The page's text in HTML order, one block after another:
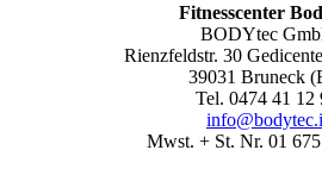
Fitnesscenter
BODYtec
Rienzfeldstr. 30
39031 Bruneck
Tel. 0474 41 12
Mwst. + St. Nr. 01